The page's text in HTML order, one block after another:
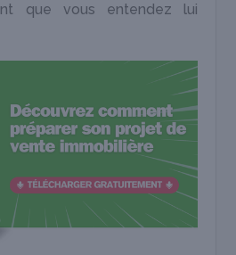
que vous entendez lui